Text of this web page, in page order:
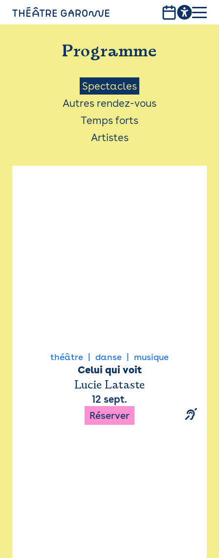
PROGRAMME
INFOS PRATIQUES
AVEC LES PUBLICS
ACCESSIBILITÉ
LES PRODUCTIONS
Programme
Menu
Saison
Spectacles
Autres rendez-vous
Temps forts
Artistes
théâtre danse musique
Celui qui voit
Lucie Lataste
12 sept.
Réserver